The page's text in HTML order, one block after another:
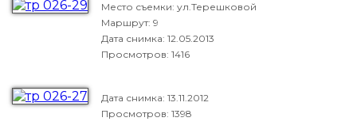
Место съемки: ул.Терешковой
Маршрут: 9
Дата снимка: 12.05.2013
Просмотров: 1416
Дата снимка: 13.11.2012
Просмотров: 1398